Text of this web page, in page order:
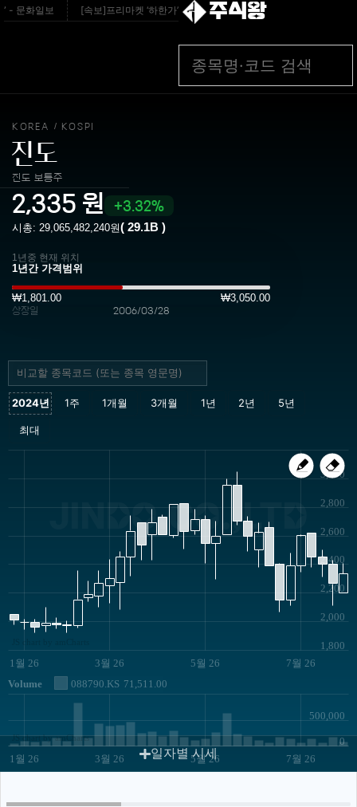
문화일보 [속보]프리마켓 ‘하한가’ 하닉, 본장서 9% 급락…사이드카 발동 - 문
주식왕
KOREA / KOSPI
진도
진도 보통주
2,335 원 3.32%
시총: 29,065,482,240원( 29.1B )
1년중 현재 위치
₩1,801.00 ₩3,050.00
상장일 2006/03/28
JINDO.CO.,LTD
1월 26 3월 26 5월 26 7월 26
1,800
2,000
2,200
2,400
2,600
2,800
3,000
Volume 088790.KS 71,511.00
1월 26 3월 26 5월 26 7월 26
0
500,000
JS chart by amCharts
일자별 시세